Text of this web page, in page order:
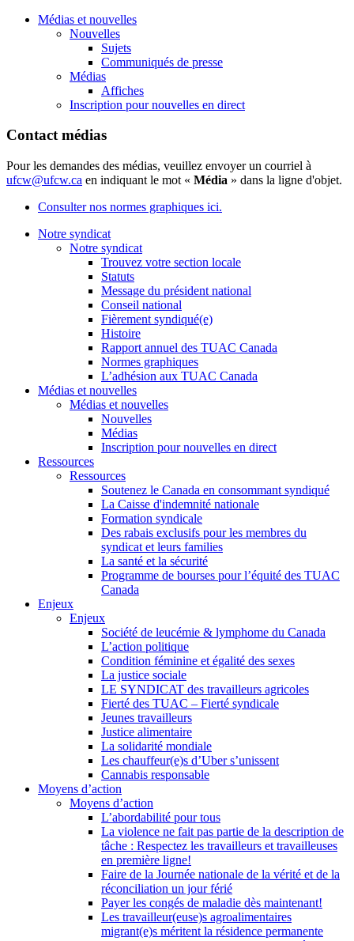
Médias et nouvelles
Nouvelles
Sujets
Communiqués de presse
Médias
Affiches
Inscription pour nouvelles en direct
Contact médias
Pour les demandes des médias, veuillez envoyer un courriel à
ufcw@ufcw.ca en indiquant le mot « Média » dans la ligne d'objet.
Consulter nos normes graphiques ici.
Notre syndicat
Notre syndicat
Trouvez votre section locale
Statuts
Message du président national
Conseil national
Fièrement syndiqué(e)
Histoire
Rapport annuel des TUAC Canada
Normes graphiques
L’adhésion aux TUAC Canada
Médias et nouvelles
Médias et nouvelles
Nouvelles
Médias
Inscription pour nouvelles en direct
Ressources
Ressources
Soutenez le Canada en consommant syndiqué
La Caisse d'indemnité nationale
Formation syndicale
Des rabais exclusifs pour les membres du
syndicat et leurs families
La santé et la sécurité
Programme de bourses pour l’équité des TUAC
Canada
Enjeux
Enjeux
Société de leucémie & lymphome du Canada
L’action politique
Condition féminine et égalité des sexes
La justice sociale
LE SYNDICAT des travailleurs agricoles
Fierté des TUAC – Fierté syndicale
Jeunes travailleurs
Justice alimentaire
La solidarité mondiale
Les chauffeur(e)s d’Uber s’unissent
Cannabis responsable
Moyens d’action
Moyens d’action
L’abordabilité pour tous
La violence ne fait pas partie de la description de
tâche : Respectez les travailleurs et travailleuses
en première ligne!
Faire de la Journée nationale de la vérité et de la
réconciliation un jour férié
Payer les congés de maladie dès maintenant!
Les travailleur(euse)s agroalimentaires
migrant(e)s méritent la résidence permanente